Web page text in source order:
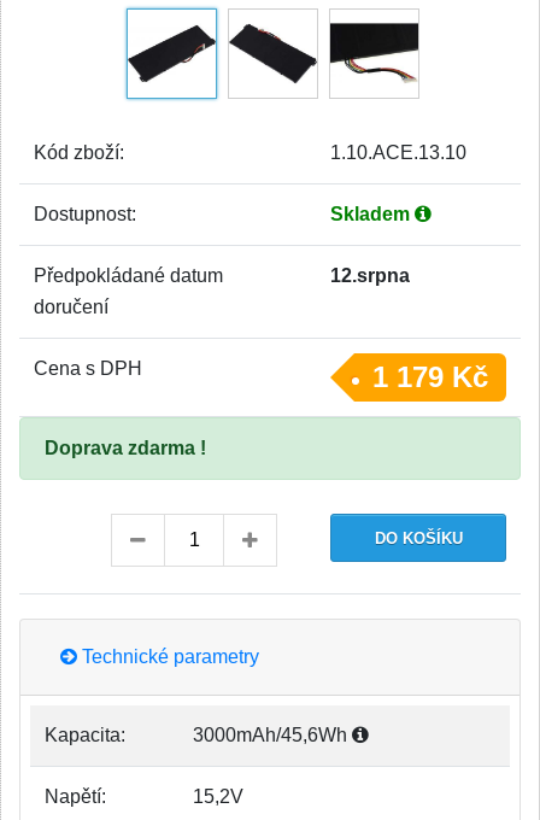
Kód zboží: 1.10.ACE.13.10
Dostupnost: Skladem
Předpokládané datum
doručení
12.srpna
Cena s DPH 1 179 Kč
Doprava zdarma !
Technické parametry
Kapacita: 3000mAh/45,6Wh
Napětí: 15,2V